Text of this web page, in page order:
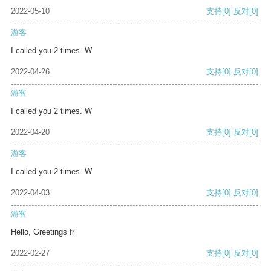
2022-05-10 支持[0] 反对[0]
游客
I called you 2 times. W
2022-04-26 支持[0] 反对[0]
游客
I called you 2 times. W
2022-04-20 支持[0] 反对[0]
游客
I called you 2 times. W
2022-04-03 支持[0] 反对[0]
游客
Hello, Greetings fr
2022-02-27 支持[0] 反对[0]